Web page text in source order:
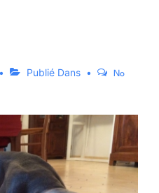
Publié Dans
No